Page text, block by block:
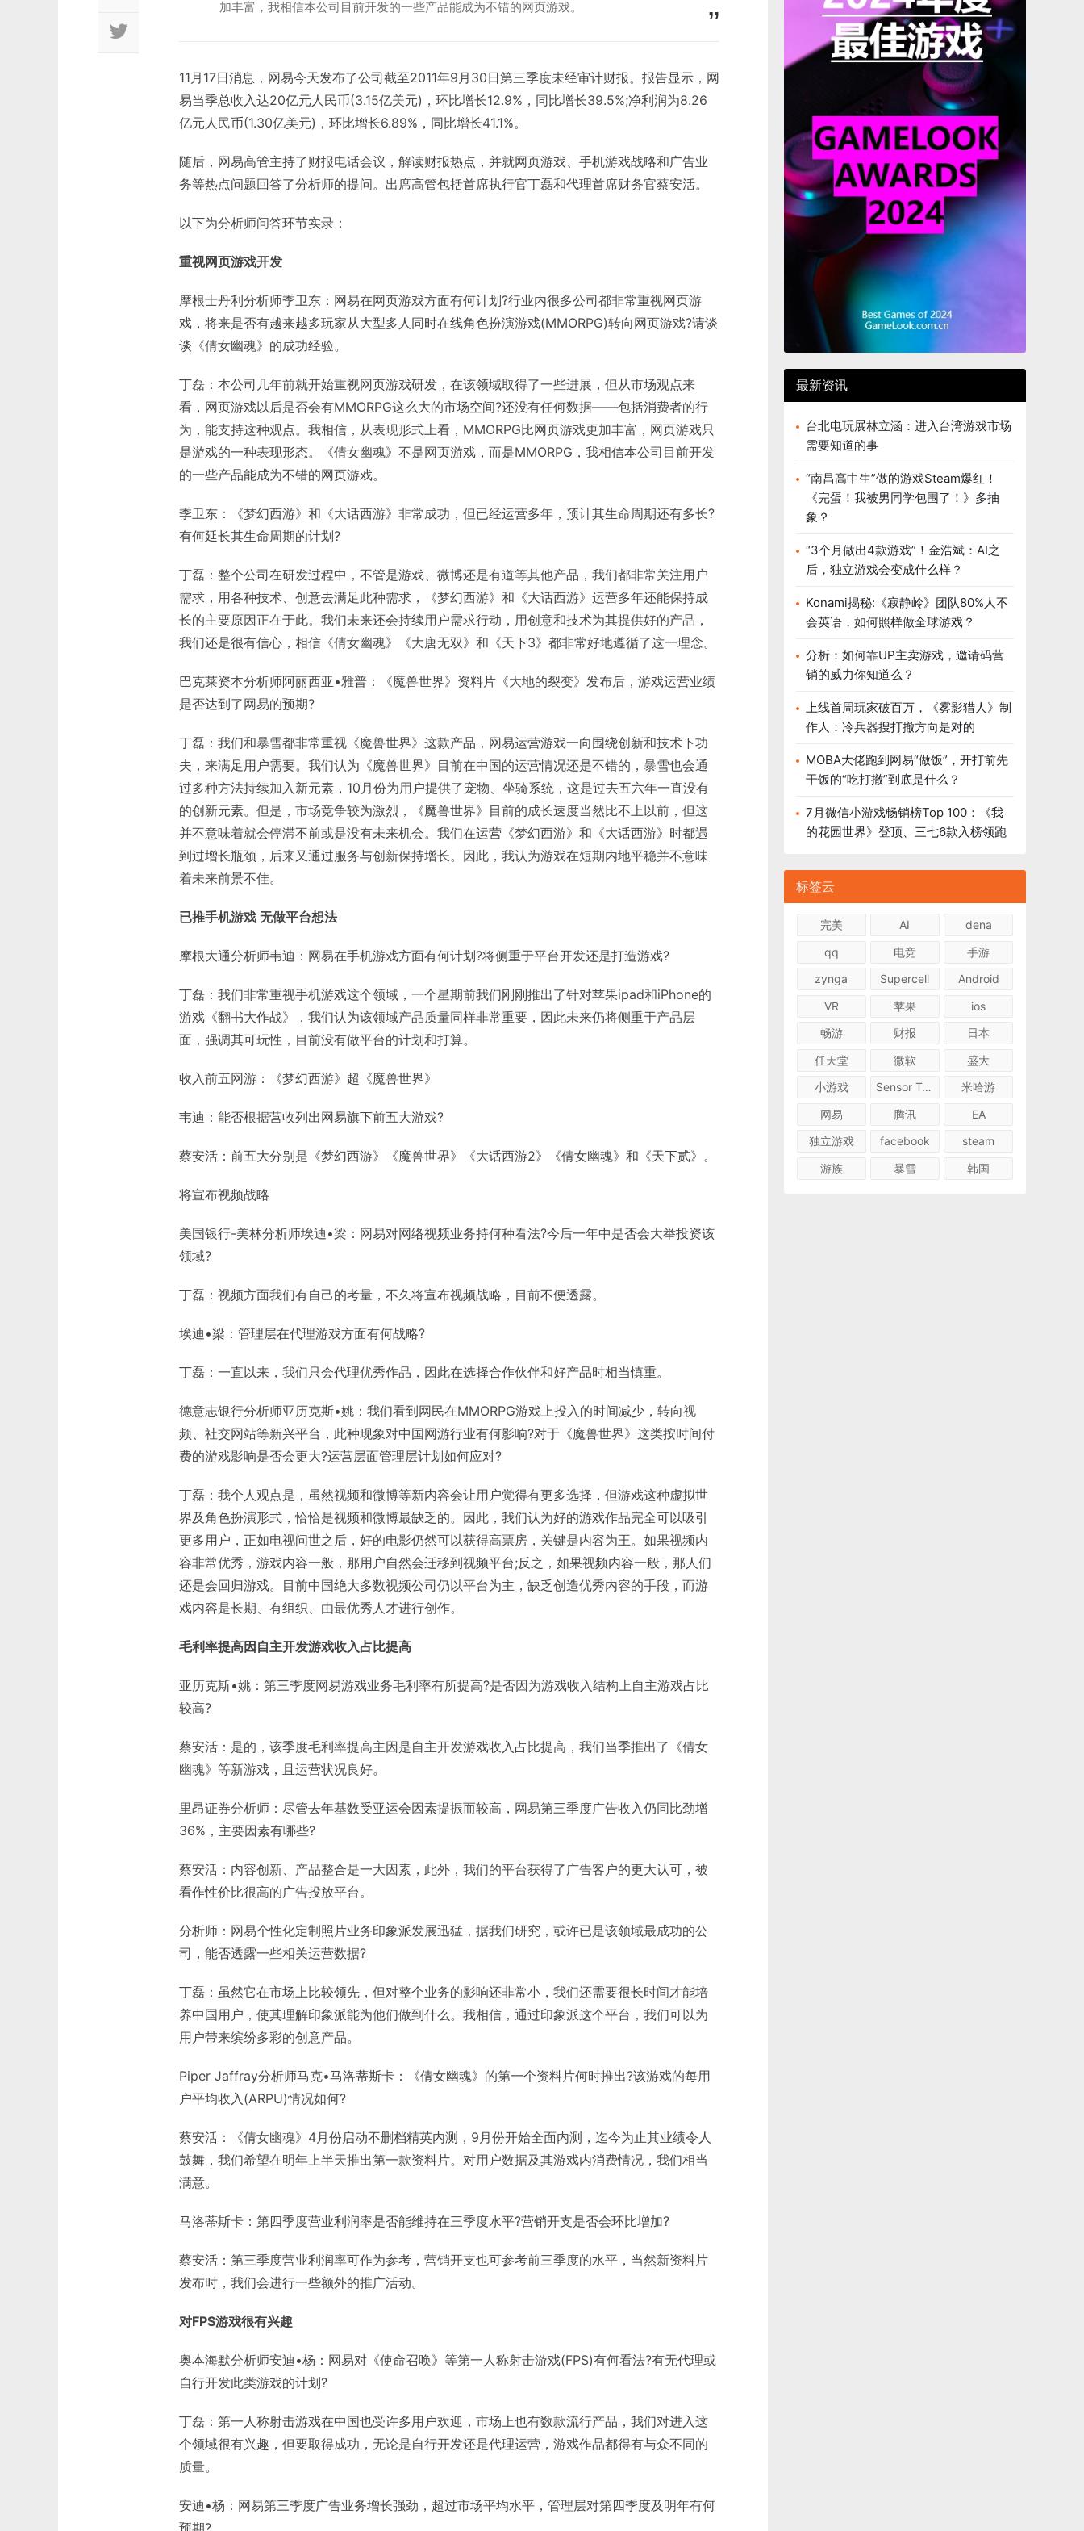
加丰富，我相信本公司目前开发的一些产品能成为不错的网页游戏。
11月17日消息，网易今天发布了公司截至2011年9月30日第三季度未经审计财报。报告显示，网
易当季总收入达20亿元人民币(3.15亿美元)，环比增长12.9%，同比增长39.5%;净利润为8.26
亿元人民币(1.30亿美元)，环比增长6.89%，同比增长41.1%。
随后，网易高管主持了财报电话会议，解读财报热点，并就网页游戏、手机游戏战略和广告业
务等热点问题回答了分析师的提问。出席高管包括首席执行官丁磊和代理首席财务官蔡安活。
以下为分析师问答环节实录：
重视网页游戏开发
摩根士丹利分析师季卫东：网易在网页游戏方面有何计划?行业内很多公司都非常重视网页游
戏，将来是否有越来越多玩家从大型多人同时在线角色扮演游戏(MMORPG)转向网页游戏?请谈
谈《倩女幽魂》的成功经验。
丁磊：本公司几年前就开始重视网页游戏研发，在该领域取得了一些进展，但从市场观点来
看，网页游戏以后是否会有MMORPG这么大的市场空间?还没有任何数据——包括消费者的行
为，能支持这种观点。我相信，从表现形式上看，MMORPG比网页游戏更加丰富，网页游戏只
是游戏的一种表现形态。《倩女幽魂》不是网页游戏，而是MMORPG，我相信本公司目前开发
的一些产品能成为不错的网页游戏。
季卫东：《梦幻西游》和《大话西游》非常成功，但已经运营多年，预计其生命周期还有多长?
有何延长其生命周期的计划?
丁磊：整个公司在研发过程中，不管是游戏、微博还是有道等其他产品，我们都非常关注用户
需求，用各种技术、创意去满足此种需求，《梦幻西游》和《大话西游》运营多年还能保持成
长的主要原因正在于此。我们未来还会持续用户需求行动，用创意和技术为其提供好的产品，
我们还是很有信心，相信《倩女幽魂》《大唐无双》和《天下3》都非常好地遵循了这一理念。
巴克莱资本分析师阿丽西亚•雅普：《魔兽世界》资料片《大地的裂变》发布后，游戏运营业绩
是否达到了网易的预期?
丁磊：我们和暴雪都非常重视《魔兽世界》这款产品，网易运营游戏一向围绕创新和技术下功
夫，来满足用户需要。我们认为《魔兽世界》目前在中国的运营情况还是不错的，暴雪也会通
过多种方法持续加入新元素，10月份为用户提供了宠物、坐骑系统，这是过去五六年一直没有
的创新元素。但是，市场竞争较为激烈，《魔兽世界》目前的成长速度当然比不上以前，但这
并不意味着就会停滞不前或是没有未来机会。我们在运营《梦幻西游》和《大话西游》时都遇
到过增长瓶颈，后来又通过服务与创新保持增长。因此，我认为游戏在短期内地平稳并不意味
着未来前景不佳。
已推手机游戏 无做平台想法
摩根大通分析师韦迪：网易在手机游戏方面有何计划?将侧重于平台开发还是打造游戏?
丁磊：我们非常重视手机游戏这个领域，一个星期前我们刚刚推出了针对苹果ipad和iPhone的
游戏《翻书大作战》，我们认为该领域产品质量同样非常重要，因此未来仍将侧重于产品层
面，强调其可玩性，目前没有做平台的计划和打算。
收入前五网游：《梦幻西游》超《魔兽世界》
韦迪：能否根据营收列出网易旗下前五大游戏?
蔡安活：前五大分别是《梦幻西游》《魔兽世界》《大话西游2》《倩女幽魂》和《天下贰》。
将宣布视频战略
美国银行-美林分析师埃迪•梁：网易对网络视频业务持何种看法?今后一年中是否会大举投资该
领域?
丁磊：视频方面我们有自己的考量，不久将宣布视频战略，目前不便透露。
埃迪•梁：管理层在代理游戏方面有何战略?
丁磊：一直以来，我们只会代理优秀作品，因此在选择合作伙伴和好产品时相当慎重。
德意志银行分析师亚历克斯•姚：我们看到网民在MMORPG游戏上投入的时间减少，转向视
频、社交网站等新兴平台，此种现象对中国网游行业有何影响?对于《魔兽世界》这类按时间付
费的游戏影响是否会更大?运营层面管理层计划如何应对?
丁磊：我个人观点是，虽然视频和微博等新内容会让用户觉得有更多选择，但游戏这种虚拟世
界及角色扮演形式，恰恰是视频和微博最缺乏的。因此，我们认为好的游戏作品完全可以吸引
更多用户，正如电视问世之后，好的电影仍然可以获得高票房，关键是内容为王。如果视频内
容非常优秀，游戏内容一般，那用户自然会迁移到视频平台;反之，如果视频内容一般，那人们
还是会回归游戏。目前中国绝大多数视频公司仍以平台为主，缺乏创造优秀内容的手段，而游
戏内容是长期、有组织、由最优秀人才进行创作。
毛利率提高因自主开发游戏收入占比提高
亚历克斯•姚：第三季度网易游戏业务毛利率有所提高?是否因为游戏收入结构上自主游戏占比
较高?
蔡安活：是的，该季度毛利率提高主因是自主开发游戏收入占比提高，我们当季推出了《倩女
幽魂》等新游戏，且运营状况良好。
里昂证券分析师：尽管去年基数受亚运会因素提振而较高，网易第三季度广告收入仍同比劲增
36%，主要因素有哪些?
蔡安活：内容创新、产品整合是一大因素，此外，我们的平台获得了广告客户的更大认可，被
看作性价比很高的广告投放平台。
分析师：网易个性化定制照片业务印象派发展迅猛，据我们研究，或许已是该领域最成功的公
司，能否透露一些相关运营数据?
丁磊：虽然它在市场上比较领先，但对整个业务的影响还非常小，我们还需要很长时间才能培
养中国用户，使其理解印象派能为他们做到什么。我相信，通过印象派这个平台，我们可以为
用户带来缤纷多彩的创意产品。
Piper Jaffray分析师马克•马洛蒂斯卡：《倩女幽魂》的第一个资料片何时推出?该游戏的每用
户平均收入(ARPU)情况如何?
蔡安活：《倩女幽魂》4月份启动不删档精英内测，9月份开始全面内测，迄今为止其业绩令人
鼓舞，我们希望在明年上半天推出第一款资料片。对用户数据及其游戏内消费情况，我们相当
满意。
马洛蒂斯卡：第四季度营业利润率是否能维持在三季度水平?营销开支是否会环比增加?
蔡安活：第三季度营业利润率可作为参考，营销开支也可参考前三季度的水平，当然新资料片
发布时，我们会进行一些额外的推广活动。
对FPS游戏很有兴趣
奥本海默分析师安迪•杨：网易对《使命召唤》等第一人称射击游戏(FPS)有何看法?有无代理或
自行开发此类游戏的计划?
丁磊：第一人称射击游戏在中国也受许多用户欢迎，市场上也有数款流行产品，我们对进入这
个领域很有兴趣，但要取得成功，无论是自行开发还是代理运营，游戏作品都得有与众不同的
质量。
安迪•杨：网易第三季度广告业务增长强劲，超过市场平均水平，管理层对第四季度及明年有何
预期?
最新资讯
台北电玩展林立涵：进入台湾游戏市场
需要知道的事
“南昌高中生”做的游戏Steam爆红！
《完蛋！我被男同学包围了！》多抽
象？
“3个月做出4款游戏”！金浩斌：AI之
后，独立游戏会变成什么样？
Konami揭秘:《寂静岭》团队80%人不
会英语，如何照样做全球游戏？
分析：如何靠UP主卖游戏，邀请码营
销的威力你知道么？
上线首周玩家破百万，《雾影猎人》制
作人：冷兵器搜打撤方向是对的
MOBA大佬跑到网易“做饭”，开打前先
干饭的“吃打撤”到底是什么？
7月微信小游戏畅销榜Top 100：《我
的花园世界》登顶、三七6款入榜领跑
标签云
完美 AI
dena
qq
电竞
手游
zynga
Supercell
Android
VR
苹果
ios
畅游
财报
日本
任天堂
微软
盛大
小游戏
Sensor Tower
米哈游
网易
腾讯
EA
独立游戏
facebook
steam
游族
暴雪 韩国